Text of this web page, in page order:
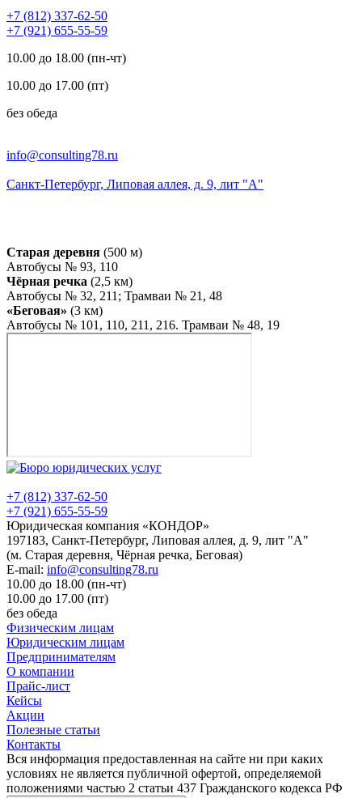
+7 (812) 337-62-50
+7 (921) 655-55-59
10.00 до 18.00 (пн-чт)
10.00 до 17.00 (пт)
без обеда
info@consulting78.ru
Санкт-Петербург, Липовая аллея, д. 9, лит "А"
Старая деревня (500 м)
Автобусы № 93, 110
Чёрная речка (2,5 км)
Автобусы № 32, 211; Трамваи № 21, 48
«Беговая» (3 км)
Автобусы № 101, 110, 211, 216. Трамваи № 48, 19
+7 (812) 337-62-50
+7 (921) 655-55-59
Юридическая компания «КОНДОР»
197183, Санкт-Петербург, Липовая аллея, д. 9, лит "А"
(м. Старая деревня, Чёрная речка, Беговая)
E-mail: info@consulting78.ru
10.00 до 18.00 (пн-чт)
10.00 до 17.00 (пт)
без обеда
Физическим лицам
Юридическим лицам
Предпринимателям
О компании
Прайс-лист
Кейсы
Акции
Полезные статьи
Контакты
Вся информация предоставленная на сайте ни при каких
условиях не является публичной офертой, определяемой
положениями частью 2 статьи 437 Гражданского кодекса РФ